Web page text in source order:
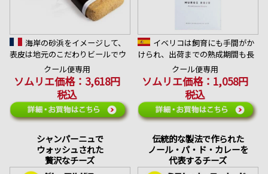
海岸の砂浜をイメージして、
表皮は地元のこだわりビールでウ
ォッシュ。パン粉が丁寧にまぶさ
れた見た目から名付けられたチー
ズ。
＊アレルゲン：乳
合うワイン：エレガントなブルゴ
ーニュ赤ワイン
クール便専用
ソムリエ価格：3,618円
税込
イベリコは飼育にも手間がか
けられ、出荷までの熟成期間も長
いため、ハモン・セラーノよりも
希少で高価だと言われる生ハム。
肉の旨味と、良質な脂身のバラン
スが絶妙。
＊アレルゲン：豚肉
合うワイン：スペインの樽熟成ワ
クール便専用
ソムリエ価格：1,058円
税込
シャンパーニュで
ウォッシュされた
贅沢なチーズ
伝統的な製法で作られた
ノール・パ・ド・カレーを
代表するチーズ